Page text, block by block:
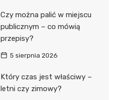
Czy można palić w miejscu
publicznym – co mówią
przepisy?
5 sierpnia 2026
Który czas jest właściwy –
letni czy zimowy?